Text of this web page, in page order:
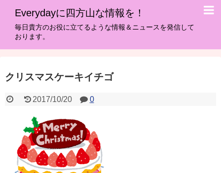
Everydayに四方山な情報を！
毎日貴方のお役に立てるような情報＆ニュースを発信して
おります。
クリスマスケーキイチゴ
2017/10/20 0